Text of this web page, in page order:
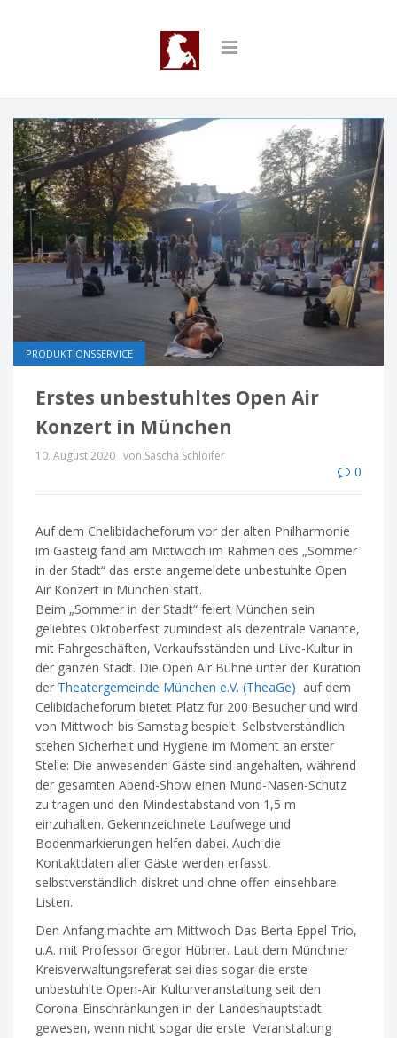
PRODUKTIONSSERVICE
Erstes unbestuhltes Open Air
Konzert in München
10. August 2020 von Sascha Schloifer
0
Auf dem Chelibidacheforum vor der alten Philharmonie
im Gasteig fand am Mittwoch im Rahmen des „Sommer
in der Stadt“ das erste angemeldete unbestuhlte Open
Air Konzert in München statt.
Beim „Sommer in der Stadt“ feiert München sein
geliebtes Oktoberfest zumindest als dezentrale Variante,
mit Fahrgeschäften, Verkaufsständen und Live-Kultur in
der ganzen Stadt. Die Open Air Bühne unter der Kuration
der Theatergemeinde München e.V. (TheaGe) auf dem
Celibidacheforum bietet Platz für 200 Besucher und wird
von Mittwoch bis Samstag bespielt. Selbstverständlich
stehen Sicherheit und Hygiene im Moment an erster
Stelle: Die anwesenden Gäste sind angehalten, während
der gesamten Abend-Show einen Mund-Nasen-Schutz
zu tragen und den Mindestabstand von 1,5 m
einzuhalten. Gekennzeichnete Laufwege und
Bodenmarkierungen helfen dabei. Auch die
Kontaktdaten aller Gäste werden erfasst,
selbstverständlich diskret und ohne offen einsehbare
Listen.
Den Anfang machte am Mittwoch Das Berta Eppel Trio,
u.A. mit Professor Gregor Hübner. Laut dem Münchner
Kreisverwaltungsreferat sei dies sogar die erste
unbestuhlte Open-Air Kulturveranstaltung seit den
Corona-Einschränkungen in der Landeshauptstadt
gewesen, wenn nicht sogar die erste Veranstaltung